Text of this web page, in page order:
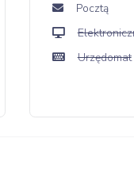
Pocztą
Urzędomat